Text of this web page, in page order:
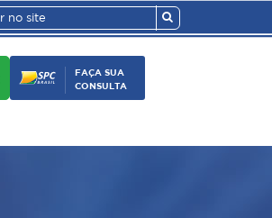
FAÇA SUA
CONSULTA